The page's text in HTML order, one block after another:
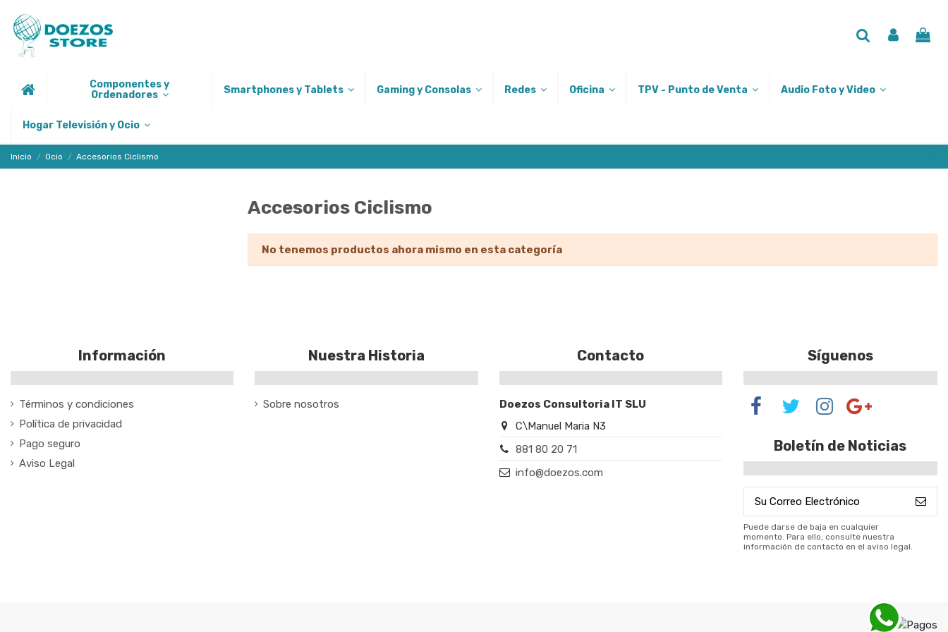
Componentes y
Ordenadores
Smartphones y Tablets Gaming y Consolas Redes Oficina TPV - Punto de Venta Audio Foto y Video
Hogar Televisión y Ocio
Inicio Ocio Accesorios Ciclismo
Accesorios Ciclismo
No tenemos productos ahora mismo en esta categoría
Información
Términos y condiciones
Política de privacidad
Pago seguro
Aviso Legal
Nuestra Historia
Sobre nosotros
Contacto
Doezos Consultoria IT SLU
C\Manuel Maria N3
881 80 20 71
info@doezos.com
Síguenos
Boletín de Noticias
Puede darse de baja en cualquier
momento. Para ello, consulte nuestra
información de contacto en el aviso legal.